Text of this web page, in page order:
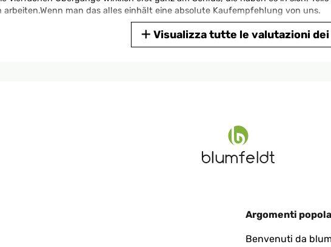
man das alles einhält eine absolute Kaufempfehlung von uns.
ein Mäusegitter drunter gelegt und oben (Vorsicht hat scharfe Kanten)
angeklebt und hatte diese Jahr schon toll Ernte. Macht viel Spass!
Visualizza tutte le valutazioni
Argomenti
Benvenuti da